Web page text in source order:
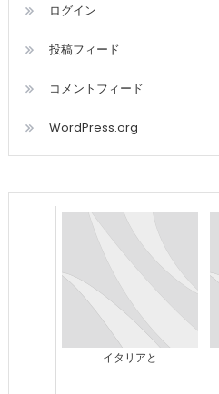
ログイン
投稿フィード
コメントフィード
WordPress.org
イタリアと